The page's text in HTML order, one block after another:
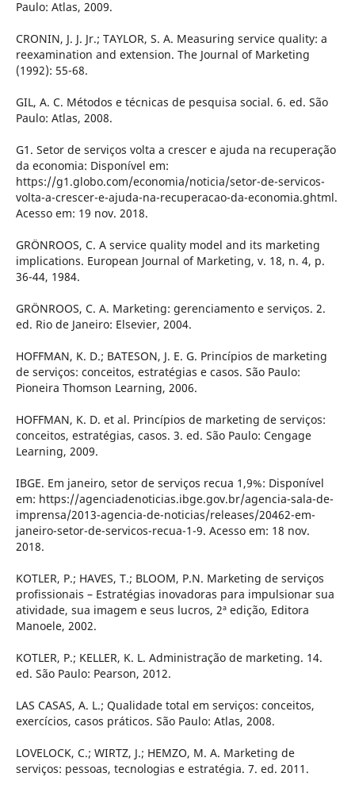
Paulo: Atlas, 2009.
CRONIN, J. J. Jr.; TAYLOR, S. A. Measuring service quality: a
reexamination and extension. The Journal of Marketing
(1992): 55-68.
GIL, A. C. Métodos e técnicas de pesquisa social. 6. ed. São
Paulo: Atlas, 2008.
G1. Setor de serviços volta a crescer e ajuda na recuperação
da economia: Disponível em:
https://g1.globo.com/economia/noticia/setor-de-servicos-
volta-a-crescer-e-ajuda-na-recuperacao-da-economia.ghtml.
Acesso em: 19 nov. 2018.
GRÖNROOS, C. A service quality model and its marketing
implications. European Journal of Marketing, v. 18, n. 4, p.
36-44, 1984.
GRÖNROOS, C. A. Marketing: gerenciamento e serviços. 2.
ed. Rio de Janeiro: Elsevier, 2004.
HOFFMAN, K. D.; BATESON, J. E. G. Princípios de marketing
de serviços: conceitos, estratégias e casos. São Paulo:
Pioneira Thomson Learning, 2006.
HOFFMAN, K. D. et al. Princípios de marketing de serviços:
conceitos, estratégias, casos. 3. ed. São Paulo: Cengage
Learning, 2009.
IBGE. Em janeiro, setor de serviços recua 1,9%: Disponível
em: https://agenciadenoticias.ibge.gov.br/agencia-sala-de-
imprensa/2013-agencia-de-noticias/releases/20462-em-
janeiro-setor-de-servicos-recua-1-9. Acesso em: 18 nov.
2018.
KOTLER, P.; HAVES, T.; BLOOM, P.N. Marketing de serviços
profissionais – Estratégias inovadoras para impulsionar sua
atividade, sua imagem e seus lucros, 2ª edição, Editora
Manoele, 2002.
KOTLER, P.; KELLER, K. L. Administração de marketing. 14.
ed. São Paulo: Pearson, 2012.
LAS CASAS, A. L.; Qualidade total em serviços: conceitos,
exercícios, casos práticos. São Paulo: Atlas, 2008.
LOVELOCK, C.; WIRTZ, J.; HEMZO, M. A. Marketing de
serviços: pessoas, tecnologias e estratégia. 7. ed. 2011.